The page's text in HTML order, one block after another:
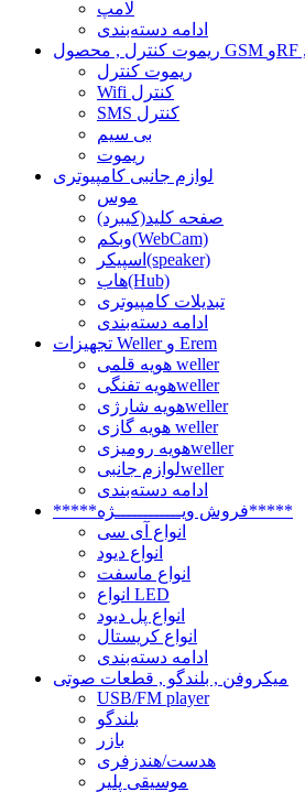
لامپ
ادامه دسته‌بندی
ریموت کنترل
Wifi کنترل
SMS کنترل
بی سیم
ریموت
لوازم جانبی کامپیوتری
موس
صفحه کلید(کیبرد)
وبکم(WebCam)
اسپیکر(speaker)
هاب(Hub)
تبدیلات کامپیوتری
ادامه دسته‌بندی
تجهیزات Weller و Erem
هویه قلمی weller
هویه تفنگیweller
هویه شارژیweller
هویه گازی weller
هویه رومیزیweller
لوازم جانبیweller
ادامه دسته‌بندی
*****فروش ویــــــــــــژه*****
انواع آی سی
انواع دیود
انواع ماسفت
انواع LED
انواع پل دیود
انواع کریستال
ادامه دسته‌بندی
میکروفن , بلندگو , قطعات صوتی
USB/FM player
بلندگو
بازر
هدست/هندزفری
موسیقی پلیر